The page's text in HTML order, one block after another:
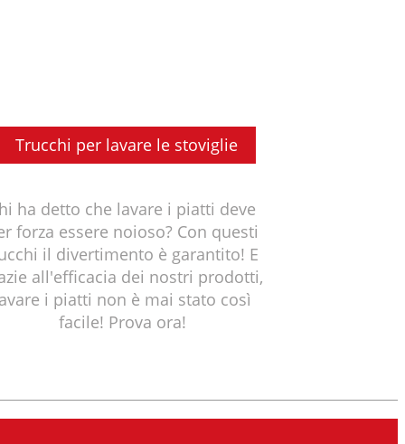
Trucchi per lavare le stoviglie
ha detto che lavare i piatti deve
forza essere noioso? Con questi
il divertimento è garantito! E
all'efficacia dei nostri prodotti,
i piatti non è mai stato così
facile! Prova ora!